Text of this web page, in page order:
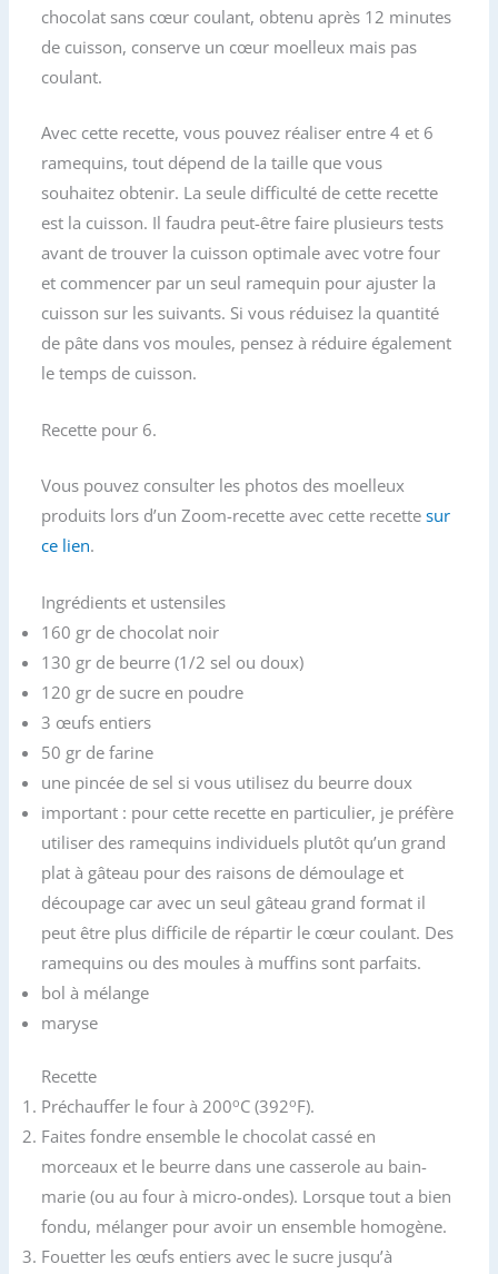
chocolat sans cœur coulant, obtenu après 12 minutes
de cuisson, conserve un cœur moelleux mais pas
coulant.
Avec cette recette, vous pouvez réaliser entre 4 et 6
ramequins, tout dépend de la taille que vous
souhaitez obtenir. La seule difficulté de cette recette
est la cuisson. Il faudra peut-être faire plusieurs tests
avant de trouver la cuisson optimale avec votre four
et commencer par un seul ramequin pour ajuster la
cuisson sur les suivants. Si vous réduisez la quantité
de pâte dans vos moules, pensez à réduire également
le temps de cuisson.
Recette pour 6.
Vous pouvez consulter les photos des moelleux
produits lors d’un Zoom-recette avec cette recettesur
ce lien.
Ingrédients et ustensiles
160 gr de chocolat noir
130 gr de beurre (1/2 sel ou doux)
120 gr de sucre en poudre
3 œufs entiers
50 gr de farine
une pincée de sel si vous utilisez du beurre doux
important : pour cette recette en particulier, je préfère
utiliser des ramequins individuels plutôt qu’un grand
plat à gâteau pour des raisons de démoulage et
découpage car avec un seul gâteau grand format il
peut être plus difficile de répartir le cœur coulant. Des
ramequins ou des moules à muffins sont parfaits.
bol à mélange
maryse
Recette
Préchauffer le four à 200oC (392oF).
Faites fondre ensemble le chocolat cassé en
morceaux et le beurre dans une casserole au bain-
marie (ou au four à micro-ondes). Lorsque tout a bien
fondu, mélanger pour avoir un ensemble homogène.
Fouetter les œufs entiers avec le sucre jusqu’à